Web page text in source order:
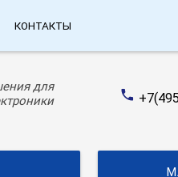
КОНТАКТЫ
для
phone